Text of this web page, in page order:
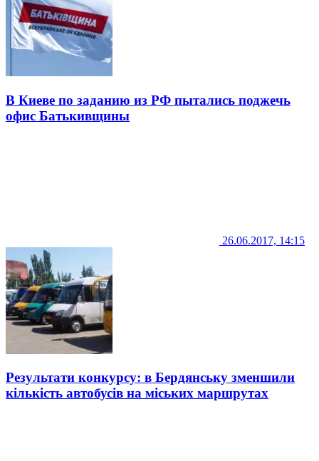
В Киеве по заданию из РФ пытались поджечь
офис Батькивщины
26.06.2017, 14:15
Результати конкурсу: в Бердянську зменшили
кількість автобусів на міських маршрутах